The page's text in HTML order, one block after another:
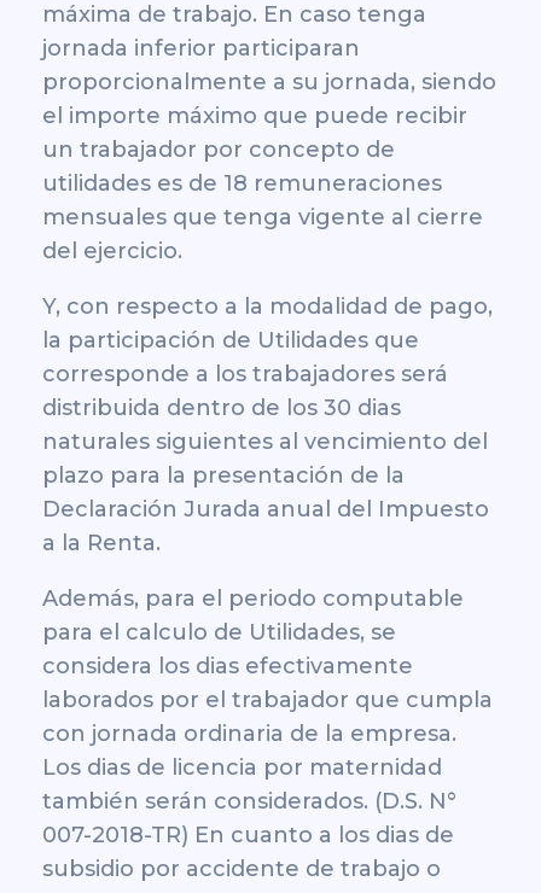
máxima de trabajo. En caso tenga
jornada inferior participaran
proporcionalmente a su jornada, siendo
el importe máximo que puede recibir
un trabajador por concepto de
utilidades es de 18 remuneraciones
mensuales que tenga vigente al cierre
del ejercicio.
Y, con respecto a la modalidad de pago,
la participación de Utilidades que
corresponde a los trabajadores será
distribuida dentro de los 30 dias
naturales siguientes al vencimiento del
plazo para la presentación de la
Declaración Jurada anual del Impuesto
a la Renta.
Además, para el periodo computable
para el calculo de Utilidades, se
considera los dias efectivamente
laborados por el trabajador que cumpla
con jornada ordinaria de la empresa.
Los dias de licencia por maternidad
también serán considerados. (D.S. N°
007-2018-TR) En cuanto a los dias de
subsidio por accidente de trabajo o